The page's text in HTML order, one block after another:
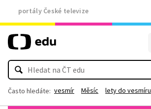
portály České televize
Často hledáte: vesmír Měsíc lety do vesmíru